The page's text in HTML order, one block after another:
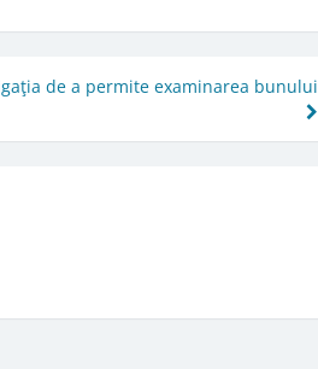
de a permite examinarea bunului